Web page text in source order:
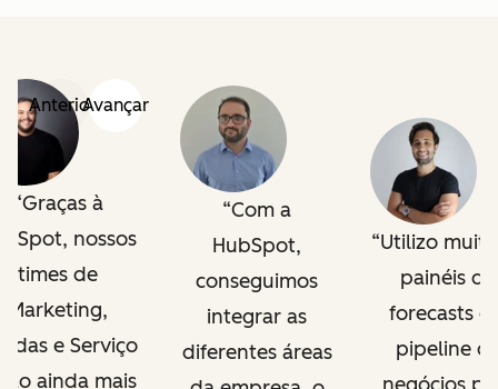
AnteriorAvançar
Graças à
nossos
times de
Marketing,
e Serviço
ainda mais
Com a
HubSpot,
conseguimos
integrar as
diferentes áreas
Utilizo
painéis de
forecasts e
pipeline